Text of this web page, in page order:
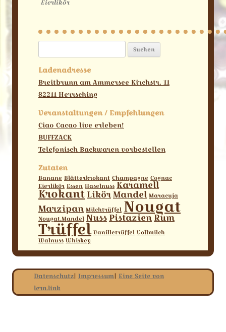
Eierlikör
nach:
Ladenadresse
Breitbrunn am Ammersee Kirchstr. 11
82211 Herrsching
Veranstaltungen / Empfehlungen
Ciao Cacao live erleben!
BUFFZACK
Telefonisch Backwaren vorbestellen
Zutaten
Banane Blätterkrokant Champagne Cognac
Eierlikör Essen Haselnuss Karamell
Krokant LikörMandel Maracuja
Marzipan Milchtrüffel Nougat
Nougat.Mandel Nuss PistazienRum
Trüffel Vanilletrüffel Vollmilch
Walnuss Whiskey
Datenschutz| Impressum| Eine Seite von
lern.link